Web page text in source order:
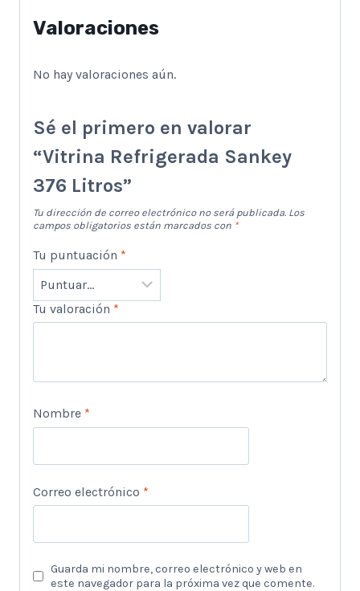
Valoraciones
No hay valoraciones aún.
Sé el primero en valorar
“Vitrina Refrigerada Sankey
376 Litros”
Tu dirección de correo electrónico no será publicada. Los
campos obligatorios están marcados con *
Tu puntuación *
Tu valoración *
Nombre *
Correo electrónico *
Guarda mi nombre, correo electrónico y web en
este navegador para la próxima vez que comente.